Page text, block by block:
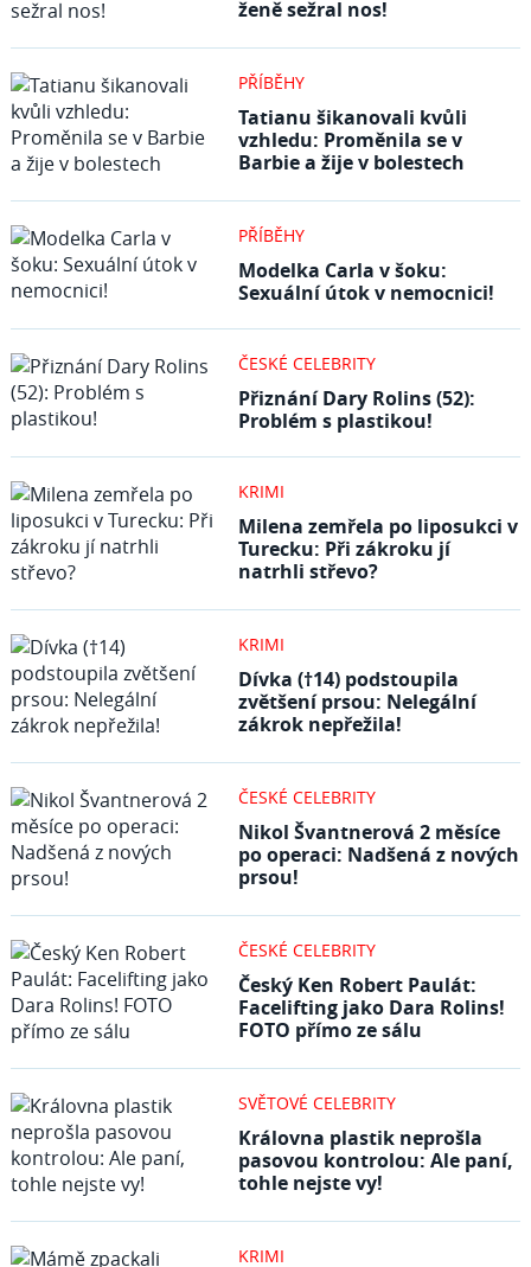
ženě sežral nos!
PŘÍBĚHY
Tatianu šikanovali kvůli
vzhledu: Proměnila se v
Barbie a žije v bolestech
PŘÍBĚHY
Modelka Carla v šoku:
Sexuální útok v nemocnici!
ČESKÉ CELEBRITY
Přiznání Dary Rolins (52):
Problém s plastikou!
KRIMI
Milena zemřela po liposukci v
Turecku: Při zákroku jí
natrhli střevo?
KRIMI
Dívka (†14) podstoupila
zvětšení prsou: Nelegální
zákrok nepřežila!
ČESKÉ CELEBRITY
Nikol Švantnerová 2 měsíce
po operaci: Nadšená z nových
prsou!
ČESKÉ CELEBRITY
Český Ken Robert Paulát:
Facelifting jako Dara Rolins!
FOTO přímo ze sálu
SVĚTOVÉ CELEBRITY
Královna plastik neprošla
pasovou kontrolou: Ale paní,
tohle nejste vy!
KRIMI